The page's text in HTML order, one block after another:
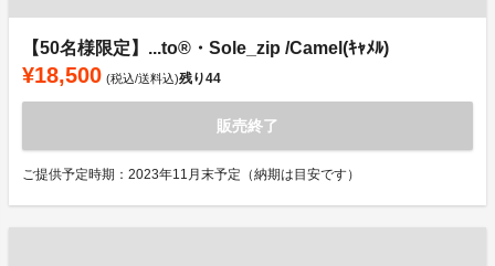
【50名様限定】...to®・Sole_zip /Camel(ｷｬﾒﾙ)
¥18,500 (税込/送料込)残り44
販売終了
ご提供予定時期：2023年11月末予定（納期は目安です）